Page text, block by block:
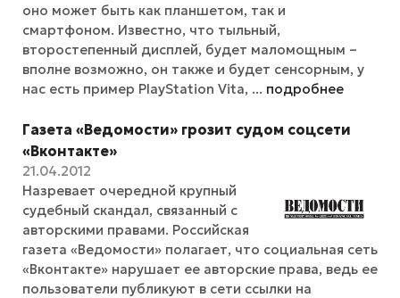
оно может быть как планшетом, так и
смартфоном. Известно, что тыльный,
второстепенный дисплей, будет маломощным –
вполне возможно, он также и будет сенсорным, у
нас есть пример PlayStation Vita, ... подробнее
Газета «Ведомости» грозит судом соцсети
«Вконтакте»
21.04.2012
Назревает очередной крупный
судебный скандал, связанный с
авторскими правами. Российская
газета «Ведомости» полагает, что социальная сеть
«Вконтакте» нарушает ее авторские права, ведь ее
пользователи публикуют в сети ссылки на